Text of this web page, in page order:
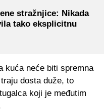
stražnjice: Nikada
tako eksplicitnu
kuća neće biti spremna
dosta duže, to
koji je međutim